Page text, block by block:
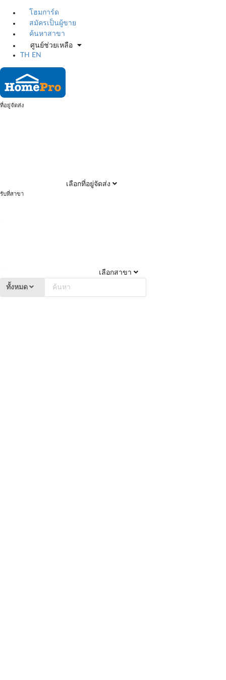
โฮมการ์ด
สมัครเป็นผู้ขาย
ค้นหาสาขา
ศูนย์ช่วยเหลือ
TH
EN
ที่อยู่จัดส่ง
เลือกที่อยู่จัดส่ง
รับที่สาขา
เลือกสาขา
ทั้งหมด